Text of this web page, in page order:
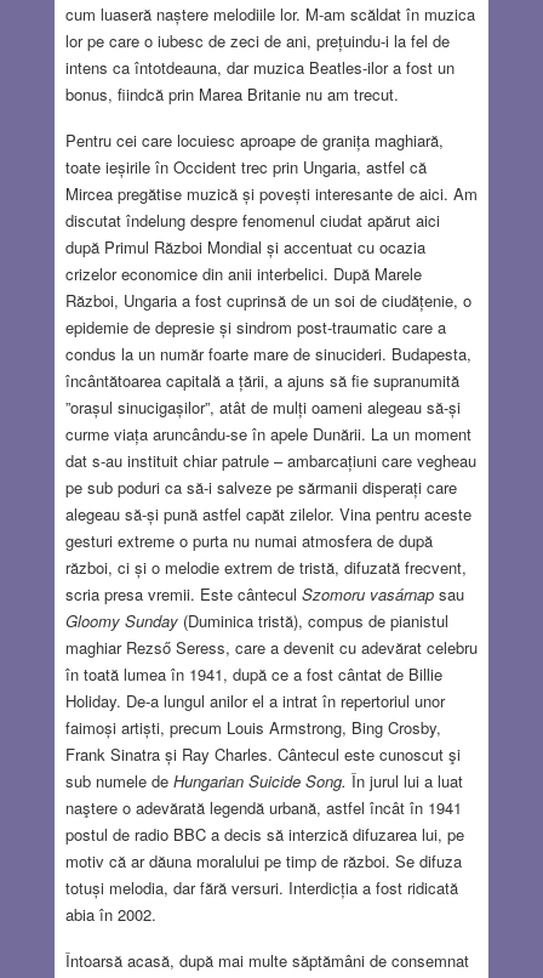
cum luaseră naștere melodiile lor. M-am scăldat în muzica
lor pe care o iubesc de zeci de ani, prețuindu-i la fel de
intens ca întotdeauna, dar muzica Beatles-ilor a fost un
bonus, fiindcă prin Marea Britanie nu am trecut.
Pentru cei care locuiesc aproape de granița maghiară,
toate ieșirile în Occident trec prin Ungaria, astfel că
Mircea pregătise muzică și povești interesante de aici. Am
discutat îndelung despre fenomenul ciudat apărut aici
după Primul Război Mondial și accentuat cu ocazia
crizelor economice din anii interbelici. După Marele
Război, Ungaria a fost cuprinsă de un soi de ciudățenie, o
epidemie de depresie și sindrom post-traumatic care a
condus la un număr foarte mare de sinucideri. Budapesta,
încântătoarea capitală a țării, a ajuns să fie supranumită
”orașul sinucigașilor”, atât de mulți oameni alegeau să-și
curme viața aruncându-se în apele Dunării. La un moment
dat s-au instituit chiar patrule – ambarcațiuni care vegheau
pe sub poduri ca să-i salveze pe sărmanii disperați care
alegeau să-și pună astfel capăt zilelor. Vina pentru aceste
gesturi extreme o purta nu numai atmosfera de după
război, ci și o melodie extrem de tristă, difuzată frecvent,
scria presa vremii. Este cântecul Szomoru vasárnapsau
Gloomy Sunday (Duminica tristă), compus de pianistul
maghiar Rezső Seress, care a devenit cu adevărat celebru
în toată lumea în 1941, după ce a fost cântat de Billie
Holiday. De-a lungul anilor el a intrat în repertoriul unor
faimoși artiști, precum Louis Armstrong, Bing Crosby,
Frank Sinatra și Ray Charles. Cântecul este cunoscut şi
sub numele de Hungarian Suicide Song. În jurul lui a luat
naştere o adevărată legendă urbană, astfel încât în 1941
postul de radio BBC a decis să interzică difuzarea lui, pe
motiv că ar dăuna moralului pe timp de război. Se difuza
totuși melodia, dar fără versuri. Interdicția a fost ridicată
abia în 2002.
Întoarsă acasă, după mai multe săptămâni de consemnat